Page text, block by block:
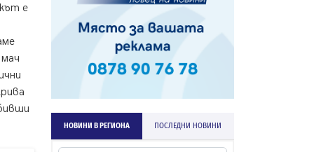
е
НОВИНИ В РЕГИОНА ПОСЛЕДНИ НОВИНИ